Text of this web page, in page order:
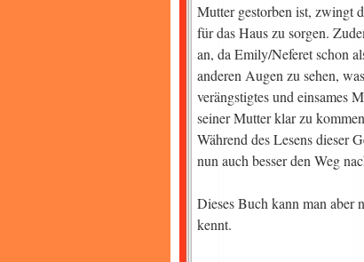
Mutter gestorben ist, zwingt
für das Haus zu sorgen.
an, da Emily/Neferet schon
anderen Augen zu sehen,
verängstigtes und einsames
seiner Mutter klar zu
Während des Lesens dieser
nun auch besser den Weg
Dieses Buch kann man aber
kennt.